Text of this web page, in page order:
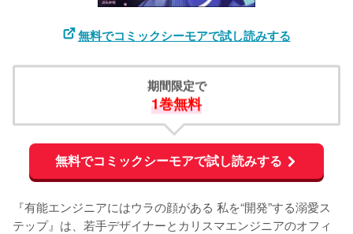
無料でコミックシーモアで試し読みする
期間限定で
1巻無料
無料でコミックシーモアで試し読みする
『有能エンジニアにはウラの顔がある 私を“開発”する溺愛ス
テップ』は、若手デザイナーとカリスマエンジニアのオフィ